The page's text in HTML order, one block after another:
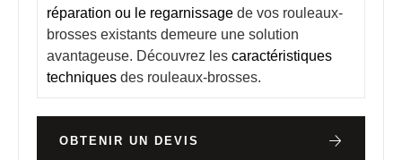
réparation ou le regarnissage de vos rouleaux-
brosses existants demeure une solution
avantageuse. Découvrez les caractéristiques
techniques des rouleaux-brosses.
OBTENIR UN DEVIS